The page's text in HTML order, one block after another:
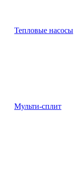
Тепловые насосы
Мульти-сплит